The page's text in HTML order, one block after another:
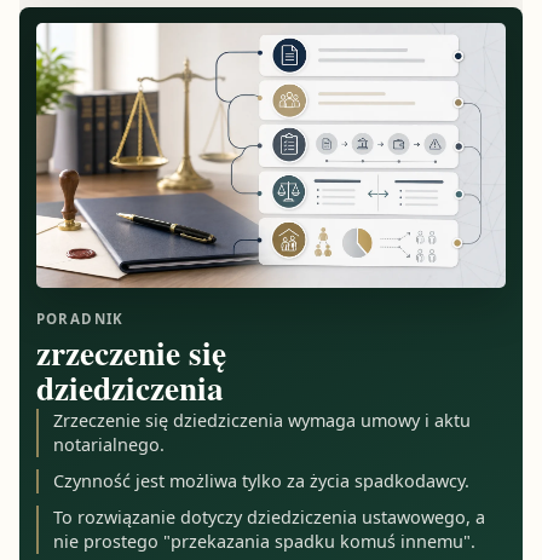
PORADNIK
zrzeczenie się
dziedziczenia
Zrzeczenie się dziedziczenia wymaga umowy i aktu
notarialnego.
Czynność jest możliwa tylko za życia spadkodawcy.
To rozwiązanie dotyczy dziedziczenia ustawowego, a
nie prostego "przekazania spadku komuś innemu".